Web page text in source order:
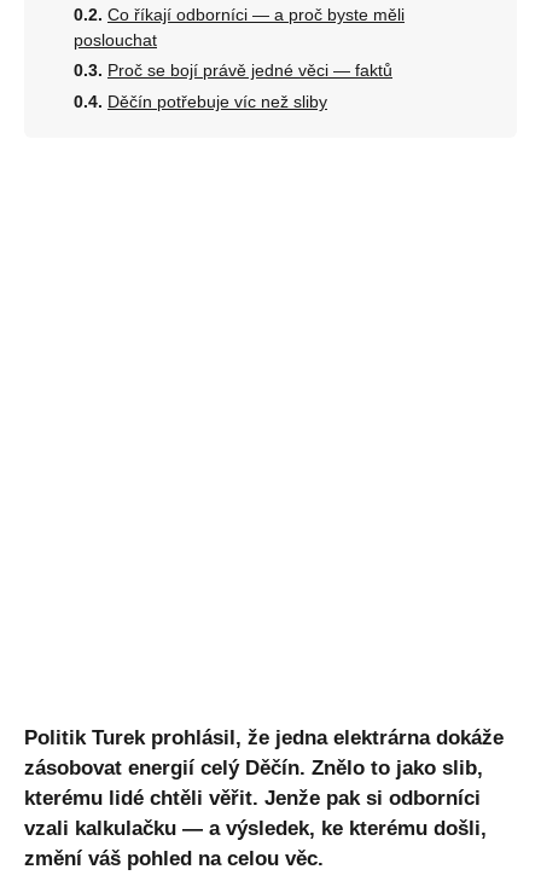
Co říkají odborníci — a proč byste měli
poslouchat
Proč se bojí právě jedné věci — faktů
Děčín potřebuje víc než sliby
Politik Turek prohlásil, že jedna elektrárna dokáže
zásobovat energií celý Děčín. Znělo to jako slib,
kterému lidé chtěli věřit. Jenže pak si odborníci
vzali kalkulačku — a výsledek, ke kterému došli,
změní váš pohled na celou věc.